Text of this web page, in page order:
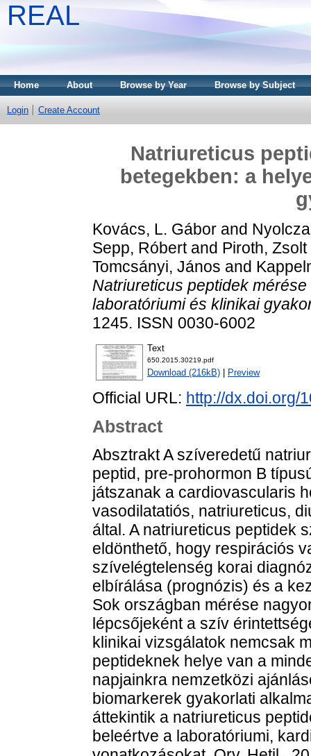
REAL
Home About Browse by Year Browse by Subject
Login Create Account
Natriureticus
betegekben: a
Kovács, L. Gábor and
Sepp, Róbertand Piroth, Zsolt
Tomcsányi, János and
Natriureticus peptidek
laboratóriumi és klinikai
1245. ISSN 0030-6002
Text
650.2015.30219.pdf
Download (216kB) Preview
Official URL: http://dx.doi.org/
Abstract
Absztrakt A szíveredetű
peptid, pre-prohormon B
játszanak a cardiovascularis
vasodilatatiós, natriureticus,
által. A natriureticus peptidek
eldönthető, hogy respirációs
szívelégtelenség korai
elbírálása (prognózis) és a
Sok országban mérése
lépcsőjeként a szív
klinikai vizsgálatok nemcsak
peptideknek helye van a
napjainkra nemzetközi
biomarkerek gyakorlati
áttekintik a natriureticus
beleértve a laboratóriumi,